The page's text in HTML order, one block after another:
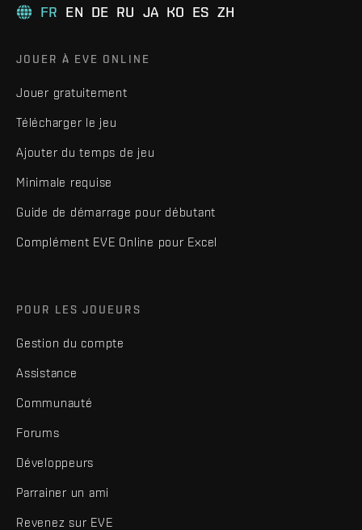
FR EN DE RU JA KO ES ZH
JOUER À EVE ONLINE
Jouer gratuitement
Télécharger le jeu
Ajouter du temps de jeu
Minimale requise
Guide de démarrage pour débutant
Complément EVE Online pour Excel
POUR LES JOUEURS
Gestion du compte
Assistance
Communauté
Forums
Développeurs
Parrainer un ami
Revenez sur EVE